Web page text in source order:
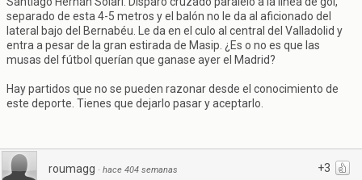
separado de esta 4-5 metros y el balón no le da al aficionado del
lateral bajo del Bernabéu. Le da en el culo al central del Valladolid y
entra a pesar de la gran estirada de Masip. ¿Es o no es que las
musas del fútbol querían que ganase ayer el Madrid?
Hay partidos que no se pueden razonar desde el conocimiento de
este deporte. Tienes que dejarlo pasar y aceptarlo.
+3
roumagg · hace 404 semanas